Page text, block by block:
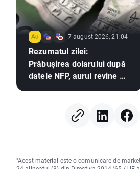
7 august 2026, 21:04
Rezumatul zilei:
Prăbușirea dolarului după
datele NFP, aurul revine pe
"Acest material este o comunicare de